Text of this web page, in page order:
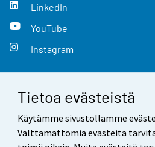
Tietoa evästeistä
Käytämme sivustollamme
Välttämättömiä evästeitä
LinkedIn
YouTube
Instagram
Yhteystiedot
Palaute